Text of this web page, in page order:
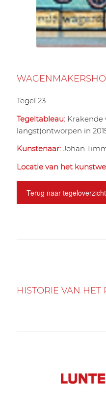
Tegel 23
Tegeltableau:Krakende
langst(ontworpen in
Kunstenaar:Johan
Locatie van het
Terug naar tegeloverzicht
HISTORIE VAN HET